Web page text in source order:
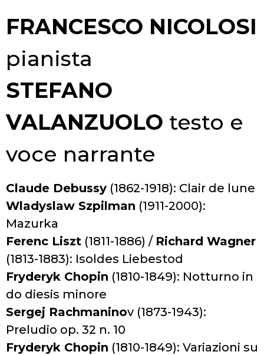
FRANCESCO NICOLOSI
pianista
STEFANO
VALANZUOLO testo e
voce narrante
Claude Debussy (1862-1918): Clair de lune
Wladyslaw Szpilman (1911-2000):
Mazurka
Ferenc Liszt (1811-1886) / Richard Wagner
(1813-1883): Isoldes Liebestod
Fryderyk Chopin (1810-1849): Notturno in
do diesis minore
Sergej Rachmaninov (1873-1943):
Preludio op. 32 n. 10
Fryderyk Chopin (1810-1849): Variazioni su